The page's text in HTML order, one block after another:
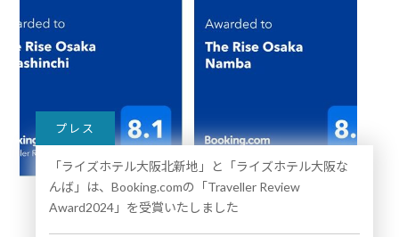
プレス
「ライズホテル大阪北新地」と「ライズホテル大阪な
んば」は、Booking.comの「Traveller Review
Award2024」を受賞いたしました